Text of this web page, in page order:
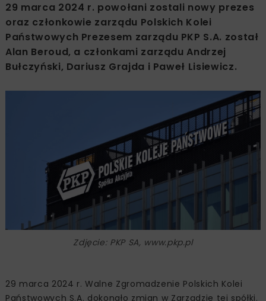
29 marca 2024 r. powołani zostali nowy prezes
oraz członkowie zarządu Polskich Kolei
Państwowych Prezesem zarządu PKP S.A. został
Alan Beroud, a członkami zarządu Andrzej
Bułczyński, Dariusz Grajda i Paweł Lisiewicz.
Zdjęcie: PKP SA, www.pkp.pl
29 marca 2024 r. Walne Zgromadzenie Polskich Kolei
Państwowych S.A. dokonało zmian w Zarządzie tej spółki.